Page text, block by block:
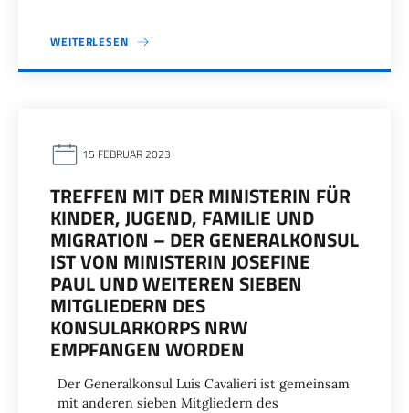
WEITERLESEN
15 FEBRUAR 2023
TREFFEN MIT DER MINISTERIN FÜR
KINDER, JUGEND, FAMILIE UND
MIGRATION – DER GENERALKONSUL
IST VON MINISTERIN JOSEFINE
PAUL UND WEITEREN SIEBEN
MITGLIEDERN DES
KONSULARKORPS NRW
EMPFANGEN WORDEN
Der Generalkonsul Luis Cavalieri ist gemeinsam
mit anderen sieben Mitgliedern des